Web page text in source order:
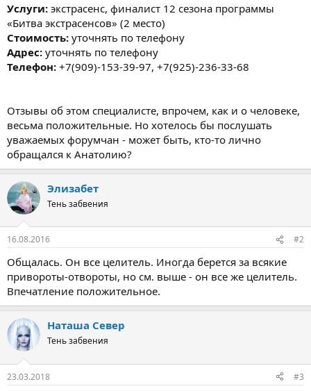
Услуги: экстрасенс, финалист 12 сезона программы
«Битва экстрасенсов» (2 место)
Стоимость: уточнять по телефону
Адрес: уточнять по телефону
Телефон: +7(909)-153-39-97, +7(925)-236-33-68
Отзывы об этом специалисте, впрочем, как и о человеке,
весьма положительные. Но хотелось бы послушать
уважаемых форумчан - может быть, кто-то лично
обращался к Анатолию?
Элизабет
Тень забвения
16.08.2016 #2
Общалась. Он все целитель. Иногда берется за всякие
привороты-отвороты, но см. выше - он все же целитель.
Впечатление положительное.
Наташа Север
Тень забвения
23.03.2018 #3